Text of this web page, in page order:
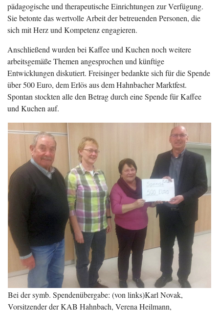
pädagogische und therapeutische Einrichtungen zur Verfügung.
Sie betonte das wertvolle Arbeit der betreuenden Personen, die
sich mit Herz und Kompetenz engagieren.
Anschließend wurden bei Kaffee und Kuchen noch weitere
arbeitsgemäße Themen angesprochen und künftige
Entwicklungen diskutiert. Freisinger bedankte sich für die Spende
über 500 Euro, dem Erlös aus dem Hahnbacher Marktfest.
Spontan stockten alle den Betrag durch eine Spende für Kaffee
und Kuchen auf.
Bei der symb. Spendenübergabe: (von links)Karl Novak,
Vorsitzender der KAB Hahnbach, Verena Heilmann,